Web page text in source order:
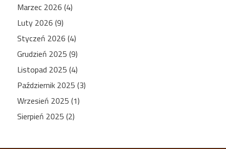
Marzec 2026 (4)
Luty 2026 (9)
Styczeń 2026 (4)
Grudzień 2025 (9)
Listopad 2025 (4)
Październik 2025 (3)
Wrzesień 2025 (1)
Sierpień 2025 (2)